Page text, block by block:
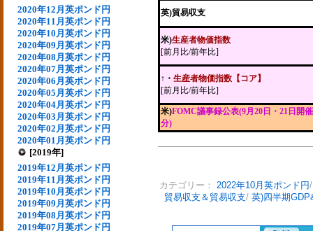
2020年12月英ポンド円
2020年11月英ポンド円
2020年10月英ポンド円
2020年09月英ポンド円
2020年08月英ポンド円
2020年07月英ポンド円
2020年06月英ポンド円
2020年05月英ポンド円
2020年04月英ポンド円
2020年03月英ポンド円
2020年02月英ポンド円
2020年01月英ポンド円
[2019年]
2019年12月英ポンド円
2019年11月英ポンド円
2019年10月英ポンド円
2019年09月英ポンド円
2019年08月英ポンド円
2019年07月英ポンド円
英)貿易収支
米)生産者物価指数
[前月比/前年比]
↑・ 生産者物価指数【コア】
[前月比/前年比]
米)FOMC議事録公表(9月20日・21日開催
分)
カテゴリー： 2022年10月英ポンド円
貿易収支＆貿易収支/ 英)四半期